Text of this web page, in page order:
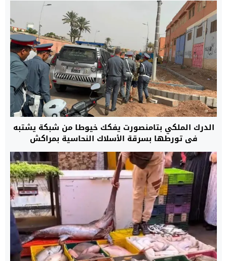
الدرك الملكي بتامنصورت يفكك خيوطا من شبكة يشتبه
في تورطها بسرقة الأسلاك النحاسية بمراكش